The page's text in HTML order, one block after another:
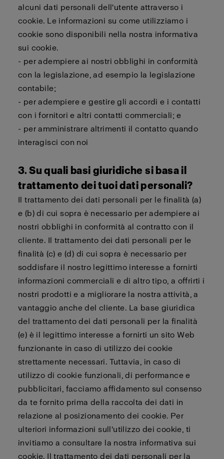
alcuni dati personali dell'utente attraverso i
cookie. Le informazioni su come utilizziamo i
cookie sono disponibili nella nostra informativa
sui cookie.
- per adempiere ai nostri obblighi in conformità
con la legislazione, ad esempio la legislazione
contabile;
- per adempiere e gestire gli accordi e i contatti
con i fornitori e altri contatti commerciali; e
- per amministrare altrimenti il contatto quando
interagisci con noi
3. Su quali basi giuridiche si basa il
trattamento dei tuoi dati personali?
Il trattamento dei dati personali per le finalità (a)
e (b) di cui sopra è necessario per adempiere ai
nostri obblighi in conformità al contratto con il
cliente. Il trattamento dei dati personali per le
finalità (c) e (d) di cui sopra è necessario per
soddisfare il nostro legittimo interesse a fornirti
informazioni commerciali e di altro tipo, a offrirti i
nostri prodotti e a migliorare la nostra attività, a
vantaggio anche del cliente. La base giuridica
del trattamento dei dati personali per la finalità
(e) è il legittimo interesse a fornirti un sito Web
funzionante in caso di utilizzo dei cookie
strettamente necessari. Tuttavia, in caso di
utilizzo di cookie funzionali, di performance e
pubblicitari, facciamo affidamento sul consenso
da te fornito prima della raccolta dei dati in
relazione al posizionamento dei cookie. Per
ulteriori informazioni sull'utilizzo dei cookie, ti
invitiamo a consultare la nostra informativa sui
cookie. Il trattamento dei dati personali per la